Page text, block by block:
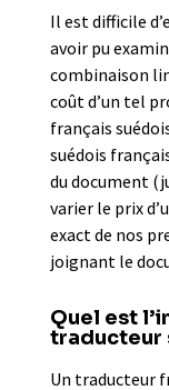
Il est difficile
avoir pu
combinaison
coût d’un tel
français
suédois
du document
varier le prix
exact de nos
joignant le
Quel est
traducteur
Un traducteur